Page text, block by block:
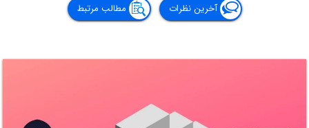
آخرین نظرات مطالب مرتبط